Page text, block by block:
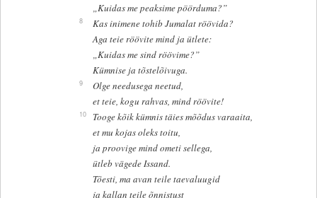
„Kuidas me peaksime pöörduma?”
8
Kas inimene tohib Jumalat röövida?
Aga teie röövite mind ja ütlete:
„Kuidas me sind röövime?”
Kümnise ja tõstelõivuga.
9
Olge needusega neetud,
et teie, kogu rahvas, mind röövite!
10
Tooge kõik kümnis täies mõõdus varaaita,
et mu kojas oleks toitu,
ja proovige mind ometi sellega,
ütleb vägede Issand.
Tõesti, ma avan teile taevaluugid
ja kallan teile õnnistust